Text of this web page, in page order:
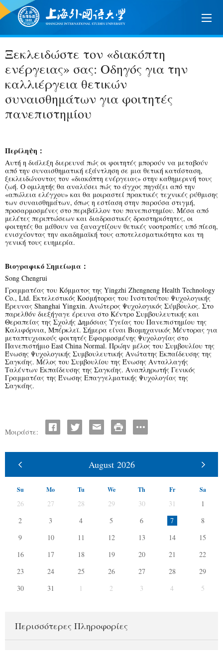
Ξεκλειδώστε τον «διακόπτη
ενέργειας» σας: Οδηγός για την
καλλιέργεια θετικών
συναισθημάτων για φοιτητές
πανεπιστημίου
Περίληψη：
Αυτή η διάλεξη διερευνά πώς οι φοιτητές μπορούν να μεταβούν
από την συναισθηματική εξάντληση σε μια θετική κατάσταση,
ξεκλειδώνοντας τον «διακόπτη ενέργειας» στην καθημερινή τους
ζωή. Ο ομιλητής θα αναλύσει πώς το άγχος πηγάζει από την
«απώλεια ελέγχου» και θα μοιραστεί πρακτικές τεχνικές ρύθμισης
των συναισθημάτων, όπως η εστίαση στην παρούσα στιγμή,
προσαρμοσμένες στο περιβάλλον του πανεπιστημίου. Μέσα από
μελέτες περιπτώσεων και διαδραστικές δραστηριότητες, οι
φοιτητές θα μάθουν να ξαναχτίζουν θετικές νοοτροπίες υπό πίεση,
ενισχύοντας την ακαδημαϊκή τους αποτελεσματικότητα και τη
γενική τους ευημερία.
Βιογραφικό Σημείωμα：
Song Chengrui
Γραμματέας του Κόμματος της Yingzhi Zhengneng Health Technology
Co., Ltd. Εκτελεστικός Κοσμήτορας του Ινστιτούτου Ψυχολογικής
Έρευνας Shanghai Yingxin. Ανώτερος Ψυχολογικός Σύμβουλος. Στο
παρελθόν διεξήγαγε έρευνα στο Κέντρο Συμβουλευτικής και
Θεραπείας της Σχολής Δημόσιας Υγείας του Πανεπιστημίου της
Καλιφόρνια, Μπέρκλεϊ. Σήμερα είναι Βιομηχανικός Μέντορας για
μεταπτυχιακούς φοιτητές Εφαρμοσμένης Ψυχολογίας στο
Πανεπιστήμιο East China Normal. Πρώην μέλος του Συμβουλίου της
Ένωσης Ψυχολογικής Συμβουλευτικής Ανώτατης Εκπαίδευσης της
Σαγκάης. Μέλος του Συμβουλίου της Ένωσης Ανταλλαγής
Ταλέντων Εκπαίδευσης της Σαγκάης. Αναπληρωτής Γενικός
Γραμματέας της Ένωσης Επαγγελματικής Ψυχολογίας της
Σαγκάης.
Μοιράστε:
August 2026
Su Mo Tu We Th Fr Sa
26 27 28 29 30 31
1
2
3 4 5 6 7
8
9
10 11 12 13 14
15
16
17 18 19 20 21
22
23
24 25 26 27 28
29
30
31 1 2 3 4 5
Περισσότερες Πληροφορίες